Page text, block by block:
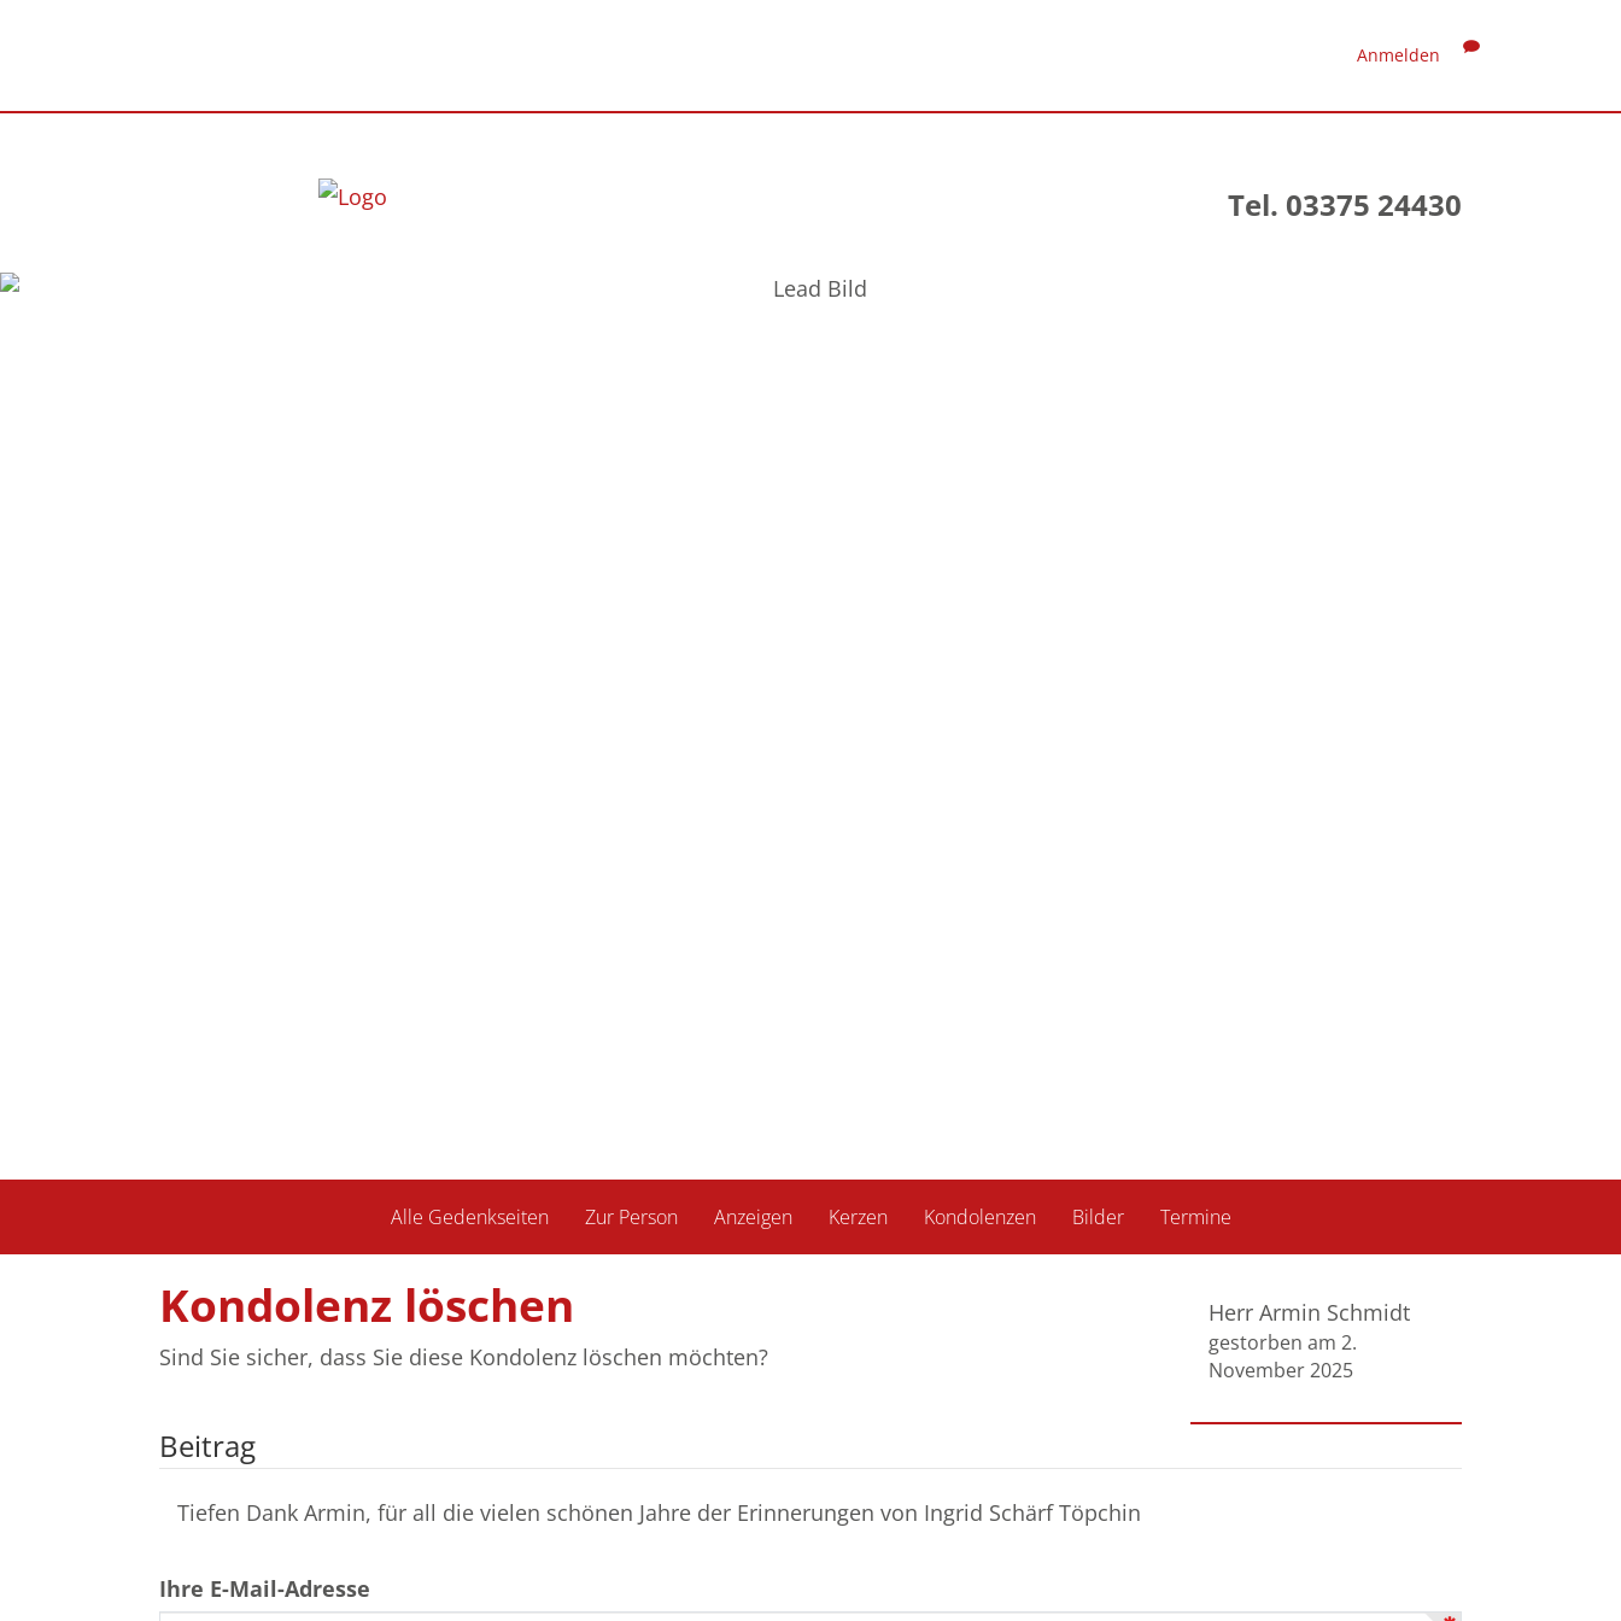
Anmelden
Tel. 03375 24430
Alle Gedenkseiten Zur Person Anzeigen Kerzen Kondolenzen Bilder Termine
Kondolenz löschen
Sind Sie sicher, dass Sie diese Kondolenz löschen möchten?
Herr Armin Schmidt
gestorben am 2.
November 2025
Beitrag
Tiefen Dank Armin, für all die vielen schönen Jahre der Erinnerungen von Ingrid Schärf Töpchin
Ihre E-Mail-Adresse